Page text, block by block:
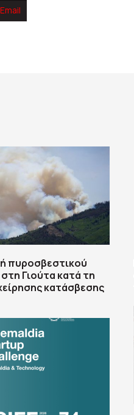
Email
πυροσβεστικού
Γιούτα κατά τη
κατάσβεσης